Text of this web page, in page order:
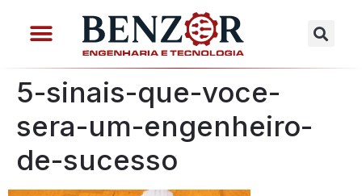
5-sinais-que-voce-
sera-um-engenheiro-
de-sucesso